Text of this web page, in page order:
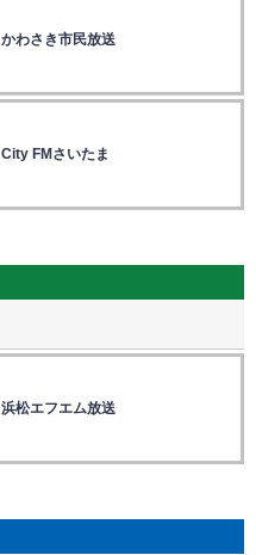
かわさき市民放送
City FMさいたま
浜松エフエム放送